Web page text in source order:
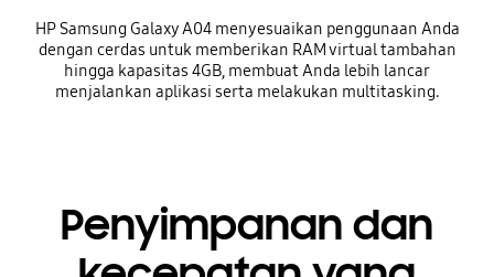
HP Samsung Galaxy A04 menyesuaikan penggunaan Anda
dengan cerdas untuk memberikan RAM virtual tambahan
hingga kapasitas 4GB, membuat Anda lebih lancar
menjalankan aplikasi serta melakukan multitasking.
Penyimpanan dan